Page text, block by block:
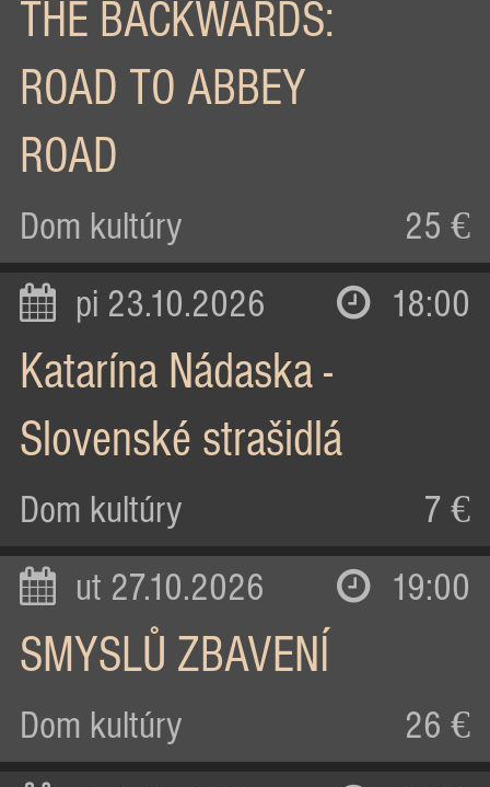
THE BACKWARDS:
ROAD TO ABBEY
ROAD
Dom kultúry 25 €
pi 23.10.2026 18:00
Katarína Nádaska -
Slovenské strašidlá
Dom kultúry 7 €
ut 27.10.2026 19:00
SMYSLŮ ZBAVENÍ
Dom kultúry 26 €